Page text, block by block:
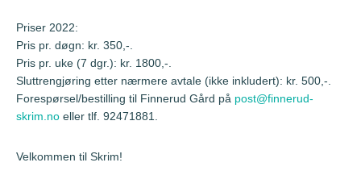
Priser 2022:
Pris pr. døgn: kr. 350,-.
Pris pr. uke (7 dgr.): kr. 1800,-.
Sluttrengjøring etter nærmere avtale (ikke inkludert): kr. 500,-.
Forespørsel/bestilling til Finnerud Gård på post@finnerud-
skrim.no eller tlf. 92471881.
Velkommen til Skrim!